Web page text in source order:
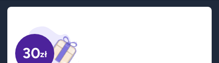
30zł